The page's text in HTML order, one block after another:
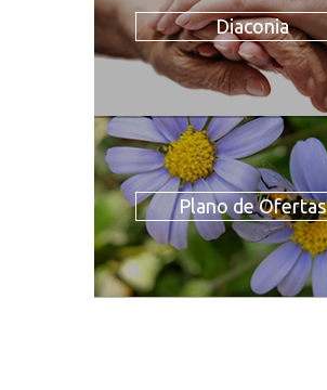
Diaconia
Plano de Ofertas